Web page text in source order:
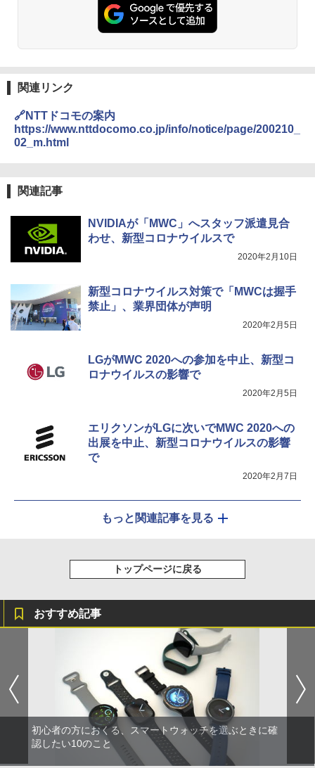
関連リンク
🔗NTTドコモの案内
https://www.nttdocomo.co.jp/info/notice/page/200210_
02_m.html
関連記事
NVIDIAが「MWC」へスタッフ派遣見合
わせ、新型コロナウイルスで
2020年2月10日
新型コロナウイルス対策で「MWCは握手
禁止」、業界団体が声明
2020年2月5日
LGがMWC 2020への参加を中止、新型コ
ロナウイルスの影響で
2020年2月5日
エリクソンがLGに次いでMWC 2020への
出展を中止、新型コロナウイルスの影響
で
2020年2月7日
もっと関連記事を見る
トップページに戻る
おすすめ記事
初心者の方におくる、スマートウォッチを選ぶときに確
認したい10のこと